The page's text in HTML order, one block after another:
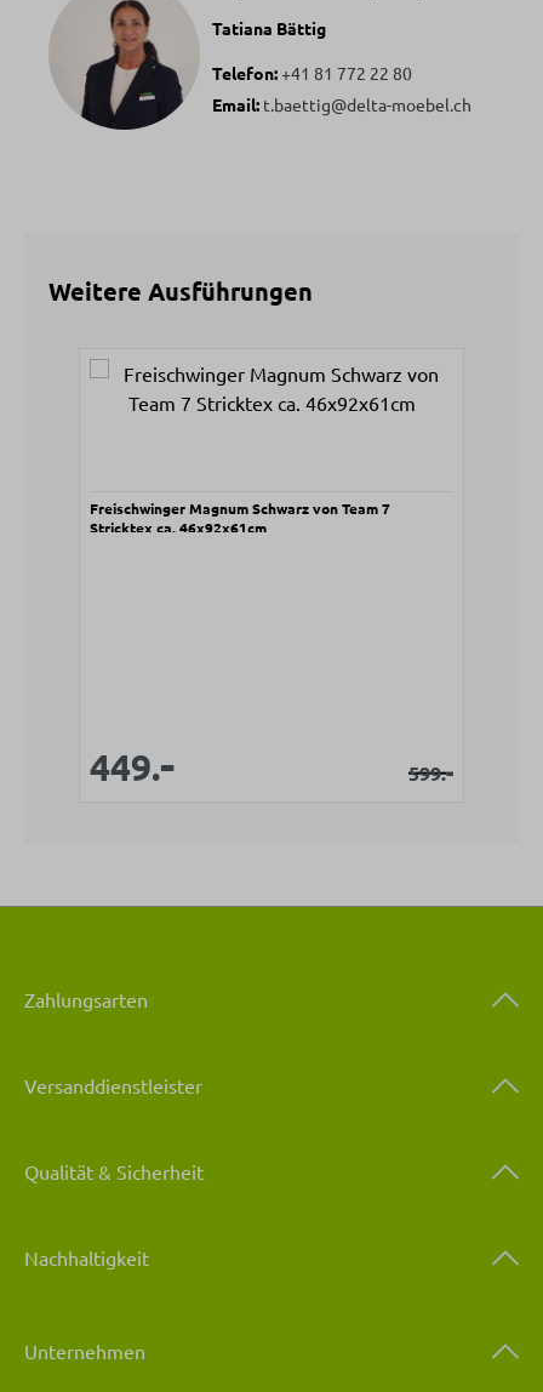
Tatiana Bättig
Telefon:+41 81 772 22 80
Email: t.baettig@delta-moebel.ch
Weitere Ausführungen
Produktgalerie überspringen
Freischwinger Magnum Schwarz von Team 7
Stricktex ca. 46x92x61cm
Verkaufspreis:
449.- Regulärer
599.-
Zahlungsarten
Versanddienstleister
Qualität & Sicherheit
Nachhaltigkeit
Unternehmen